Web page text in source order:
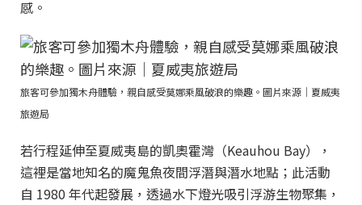
感。
旅客可參加獨木舟體驗，親自感受莫娜乘風破浪的樂趣。圖片來源｜夏威夷
旅遊局
若行程延伸至夏威夷島的凱奧霍灣（Keauhou Bay），
這裡是當地知名的魔鬼魚夜間浮潛與潛水地點；此活動
自 1980 年代起發展，透過水下燈光吸引浮游生物聚集，